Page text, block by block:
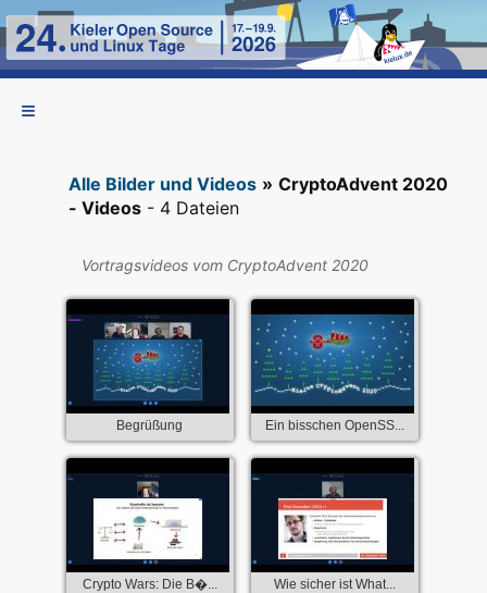
Alle Bilder und Videos » CryptoAdvent 2020
- Videos- 4 Dateien
Vortragsvideos vom CryptoAdvent 2020
Begrüßung Ein bisschen OpenSS...
Crypto Wars: Die B�... Wie sicher ist What...